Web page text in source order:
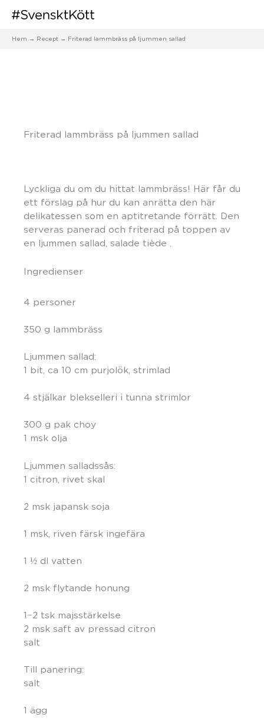
Hem Recept Friterad lammbräss på ljummen sallad
Friterad lammbräss på ljummen sallad
Lyckliga du om du hittat lammbräss! Här får du
ett förslag på hur du kan anrätta den här
delikatessen som en aptitretande förrätt. Den
serveras panerad och friterad på toppen av
en ljummen sallad, salade tiède .
Ingredienser
4 personer
350 g lammbräss
Ljummen sallad:
1 bit, ca 10 cm purjolök, strimlad
4 stjälkar blekselleri i tunna strimlor
300 g pak choy
1 msk olja
Ljummen salladssås:
1 citron, rivet skal
2 msk japansk soja
1 msk, riven färsk ingefära
1 ½ dl vatten
2 msk flytande honung
1−2 tsk majsstärkelse
2 msk saft av pressad citron
salt
Till panering:
salt
1 ägg